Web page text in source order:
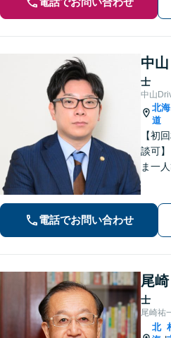
中
士
中山
北海
道
【初
談可
ま一
度弁
決策
電話でお問い合わせ
尾
士
尾崎祐
北